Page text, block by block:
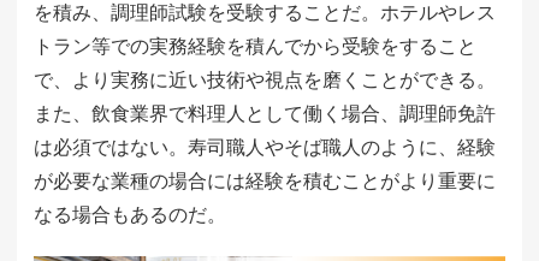
を積み、調理師試験を受験することだ。ホテルやレス
トラン等での実務経験を積んでから受験をすること
で、より実務に近い技術や視点を磨くことができる。
また、飲食業界で料理人として働く場合、調理師免許
は必須ではない。寿司職人やそば職人のように、経験
が必要な業種の場合には経験を積むことがより重要に
なる場合もあるのだ。